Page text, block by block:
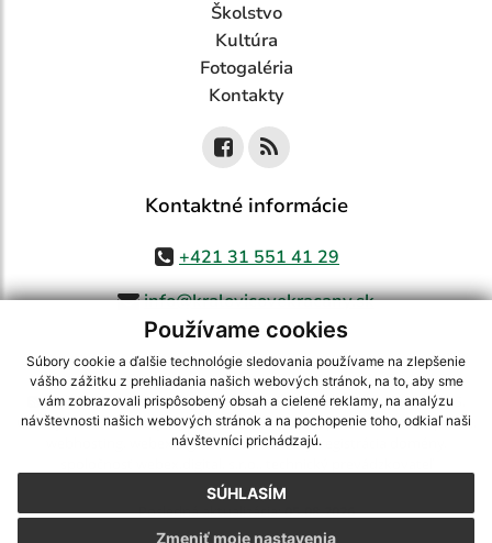
Používame cookies
Súbory cookie a ďalšie technológie sledovania používame na zlepšenie
vášho zážitku z prehliadania našich webových stránok, na to, aby sme
vám zobrazovali prispôsobený obsah a cielené reklamy, na analýzu
návštevnosti našich webových stránok a na pochopenie toho, odkiaľ naši
návštevníci prichádzajú.
SÚHLASÍM
Zmeniť moje nastavenia
Školstvo
Kultúra
Fotogaléria
Kontakty
Kontaktné informácie
+421 31 551 41 29
info@kralovicovekracany.sk
využite možnosť získavania aktuálnych informácií s využitím RSS
CMS systém (redakčný) systém ECHELON 2,Mapa stránok,web portál
webex.digital, s.r.o.,domény,registrácia domény
Posledná aktualizácia:05.08.2026